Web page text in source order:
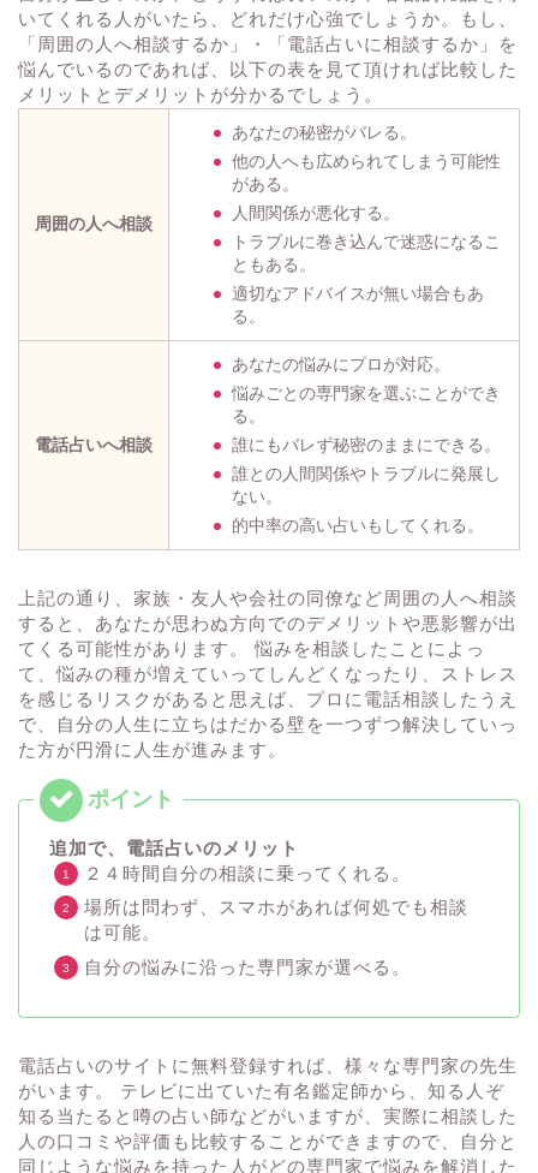
いてくれる人がいたら、どれだけ心強でしょうか。もし、
「周囲の人へ相談するか」・「電話占いに相談するか」を
悩んでいるのであれば、以下の表を見て頂ければ比較した
メリットとデメリットが分かるでしょう。
周囲の人へ相談
あなたの秘密がバレる。
他の人へも広められてしまう可能性
がある。
人間関係が悪化する。
トラブルに巻き込んで迷惑になるこ
ともある。
適切なアドバイスが無い場合もあ
る。
電話占いへ相談
あなたの悩みにプロが対応。
悩みごとの専門家を選ぶことができ
る。
誰にもバレず秘密のままにできる。
誰との人間関係やトラブルに発展し
ない。
的中率の高い占いもしてくれる。
上記の通り、家族・友人や会社の同僚など周囲の人へ相談
すると、あなたが思わぬ方向でのデメリットや悪影響が出
てくる可能性があります。 悩みを相談したことによっ
て、悩みの種が増えていってしんどくなったり、ストレス
を感じるリスクがあると思えば、プロに電話相談したうえ
で、自分の人生に立ちはだかる壁を一つずつ解決していっ
た方が円滑に人生が進みます。
追加で、電話占いのメリット
２４時間自分の相談に乗ってくれる。
場所は問わず、スマホがあれば何処でも相談
は可能。
自分の悩みに沿った専門家が選べる。
電話占いのサイトに無料登録すれば、様々な専門家の先生
がいます。 テレビに出ていた有名鑑定師から、知る人ぞ
知る当たると噂の占い師などがいますが、実際に相談した
人の口コミや評価も比較することができますので、自分と
同じような悩みを持った人がどの専門家で悩みを解消した